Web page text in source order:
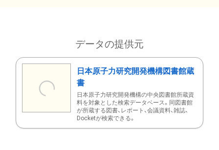
データの提供元
日本原子力研究開発機構図書館蔵
書
日本原子力研究開発機構の中央図書館所蔵資
料を対象とした検索データベース。同図書館
が所蔵する図書、レポート、会議資料、雑誌、
Docketが検索できる。